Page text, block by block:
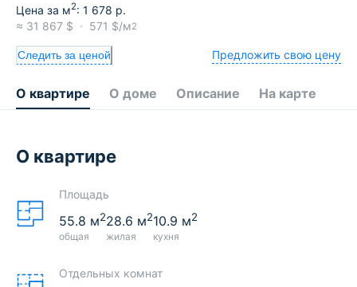
Цена за м2: 1 678 р.
≈ 31 867 $ 571 $/м2
Следить за ценой Предложить свою цену
О квартире О доме Описание На карте
О квартире
Площадь
55.8 м2
общая
28.6 м2
жилая
10.9 м2
кухня
Отдельных комнат